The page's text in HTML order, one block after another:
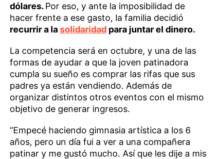
dólares. Por eso, y ante la imposibilidad de
hacer frente a ese gasto, la familia decidió
recurrir a lasolidaridad para juntar el dinero.
La competencia será en octubre, y una de las
formas de ayudar a que la joven patinadora
cumpla su sueño es comprar las rifas que sus
padres ya están vendiendo. Además de
organizar distintos otros eventos con el mismo
objetivo de generar ingresos.
“Empecé haciendo gimnasia artística a los 6
años, pero un día fui a ver a una compañera
patinar y me gustó mucho. Así que les dije a mis